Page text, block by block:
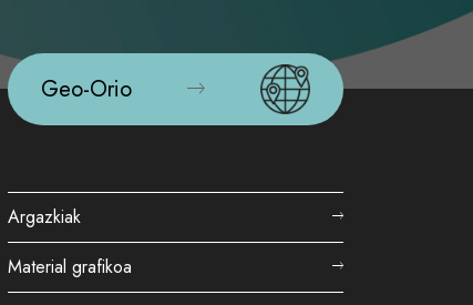
Geo-Orio
Argazkiak
Material grafikoa